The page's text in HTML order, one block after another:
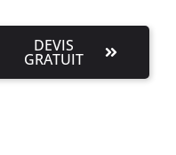
DEVIS
GRATUIT